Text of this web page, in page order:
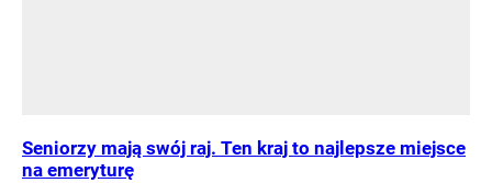
Seniorzy mają swój raj. Ten kraj to najlepsze miejsce
na emeryturę